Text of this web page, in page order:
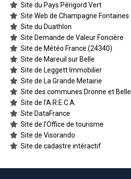
Site du Pays Périgord Vert
Site Web de Champagne Fontaines
Site du Duathlon
Site Demande de Valeur Foncière
Site de Météo France (24340)
Site de Mareuil sur Belle
Site de Leggett Immobilier
Site de La Grande Metairie
Site des communes Dronne et Belle
Site de l’A.R.E.C.A.
Site DataFrance
Site de l’Office de tourisme
Site de Visorando
Site de cadastre intéractif